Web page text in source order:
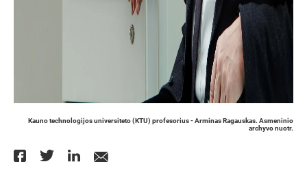
Kauno technologijos universiteto (KTU) profesorius - Arminas Ragauskas. Asmeninio
archyvo nuotr.